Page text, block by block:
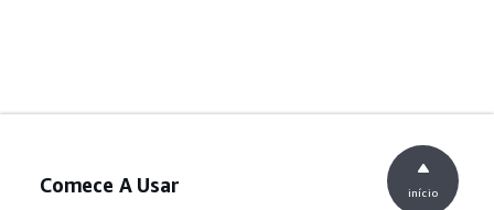
Comece A Usar início